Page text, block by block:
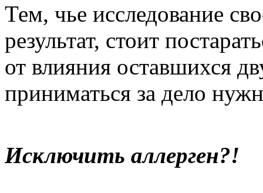
Тем, чье исследование
результат, стоит
от влияния оставшихся
приниматься за дело
Исключить аллерген?!